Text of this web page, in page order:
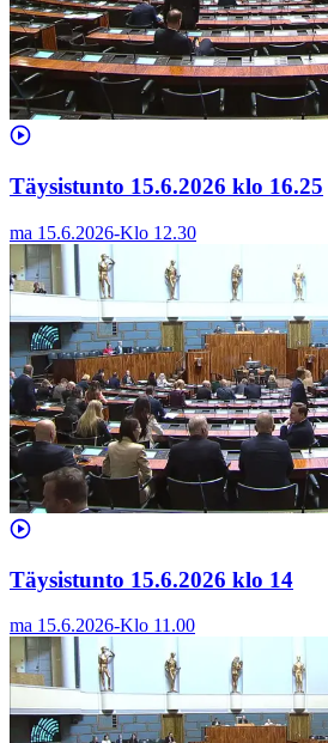
Täysistunto 15.6.2026 klo 16.25
ma 15.6.2026-Klo 12.30
Täysistunto 15.6.2026 klo 14
ma 15.6.2026-Klo 11.00